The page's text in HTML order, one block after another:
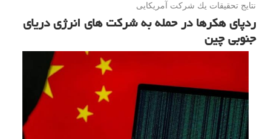
نتایج تحقیقات یك شركت آمریكایی
ردپای هکرها در حمله به شرکت های انرژی دریای
جنوبی چین